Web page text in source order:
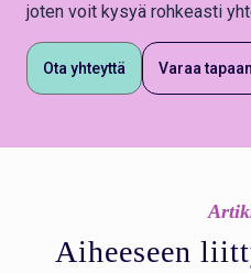
joten voit kysyä rohkeasti
Ota yhteyttä Varaa
Aiheeseen